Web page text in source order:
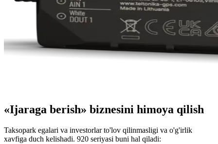
«Ijaraga berish» biznesini himoya qilish
Taksopark egalari va investorlar to'lov qilinmasligi va o'g'irlik
xavfiga duch kelishadi. 920 seriyasi buni hal qiladi: